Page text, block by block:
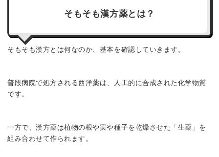
そもそも漢方薬とは？
そもそも漢方とは何なのか、基本を確認していきます。
普段病院で処方される西洋薬は、人工的に合成された化学物質
です。
一方で、漢方薬は植物の根や実や種子を乾燥させた「生薬」を
組み合わせて作られます。